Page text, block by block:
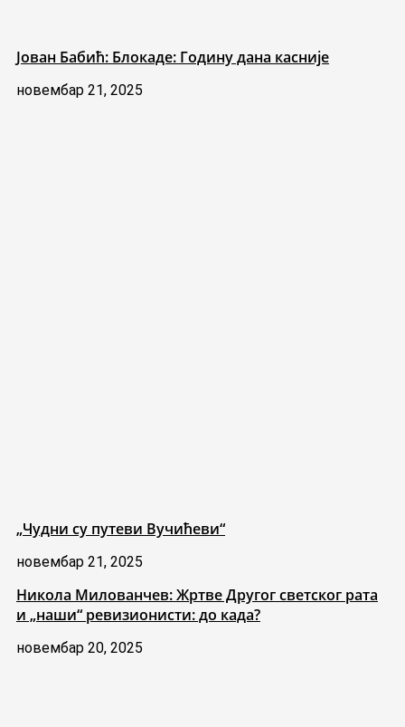
Јован Бабић: Блокаде: Годину дана касније
новембар 21, 2025
„Чудни су путеви Вучићеви“
новембар 21, 2025
Никола Милованчев: Жртве Другог светског рата
и „наши“ ревизионисти: до када?
новембар 20, 2025